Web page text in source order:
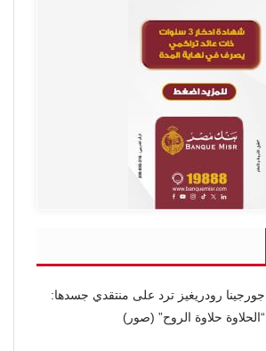
جورجينا رودريغيز ترد على منتقدي جسدها:
“الحلاوة حلاوة الروح” (صور)